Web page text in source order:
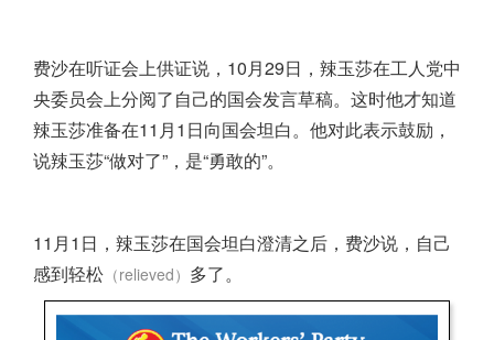
费沙在听证会上供证说，10月29日，辣玉莎在工人党中
央委员会上分阅了自己的国会发言草稿。这时他才知道
辣玉莎准备在11月1日向国会坦白。他对此表示鼓励，
说辣玉莎“做对了”，是“勇敢的”。
11月1日，辣玉莎在国会坦白澄清之后，费沙说，自己
感到轻松 （relieved） 多了。